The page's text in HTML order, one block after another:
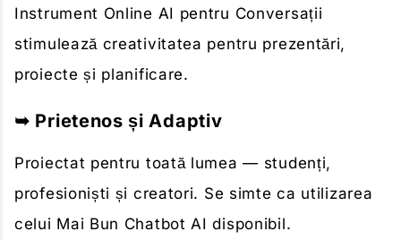
Instrument Online AI pentru Conversații
stimulează creativitatea pentru prezentări,
proiecte și planificare.
➥ Prietenos și Adaptiv
Proiectat pentru toată lumea — studenți,
profesioniști și creatori. Se simte ca utilizarea
celui Mai Bun Chatbot AI disponibil.